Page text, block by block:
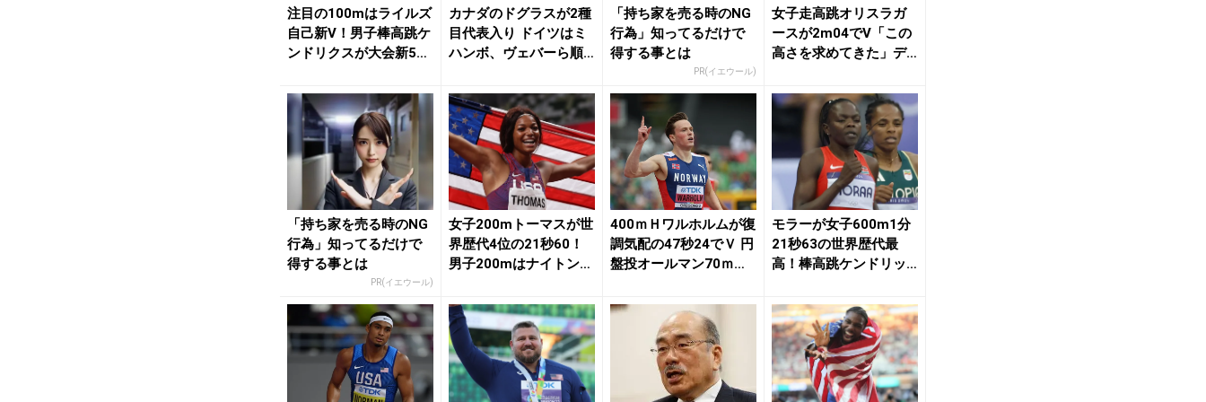
注目の100mはライルズ
自己新V！男子棒高跳ケ
ンドリクスが大会新5ｍ
カナダのドグラスが2種
目代表入り ドイツはミ
ハンボ、ヴェバーら順
「持ち家を売る時のNG
行為」知ってるだけで
得する事とは
PR(イエウール)
女子走高跳オリスラガ
ースが2m04でV「この
高さを求めてきた」デ
「持ち家を売る時のNG
行為」知ってるだけで
得する事とは
PR(イエウール)
女子200mトーマスが世
界歴代4位の21秒60！
男子200mはナイトン
400ｍＨワルホルムが復
調気配の47秒24でＶ 円
盤投オールマン70ｍオ
モラーが女子600m1分
21秒63の世界歴代最
高！棒高跳ケンドリッ